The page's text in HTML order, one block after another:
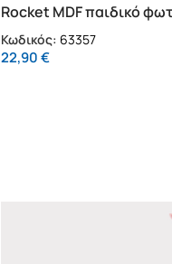
Rocket MDF παιδικό
Κωδικός: 63357
22,90€